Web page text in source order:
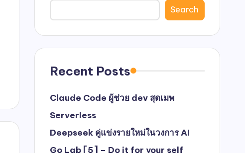
Search
Recent Posts
Claude Code ผู้ช่วย dev สุดเมพ
Serverless
Deepseek คู่แข่งรายใหม่ในวงการ AI
Go Lab [5] – Do it for your self